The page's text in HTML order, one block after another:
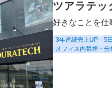
ツアラテッ
好きなことを仕
3年連続売上UP 5
オフィス内禁煙・分